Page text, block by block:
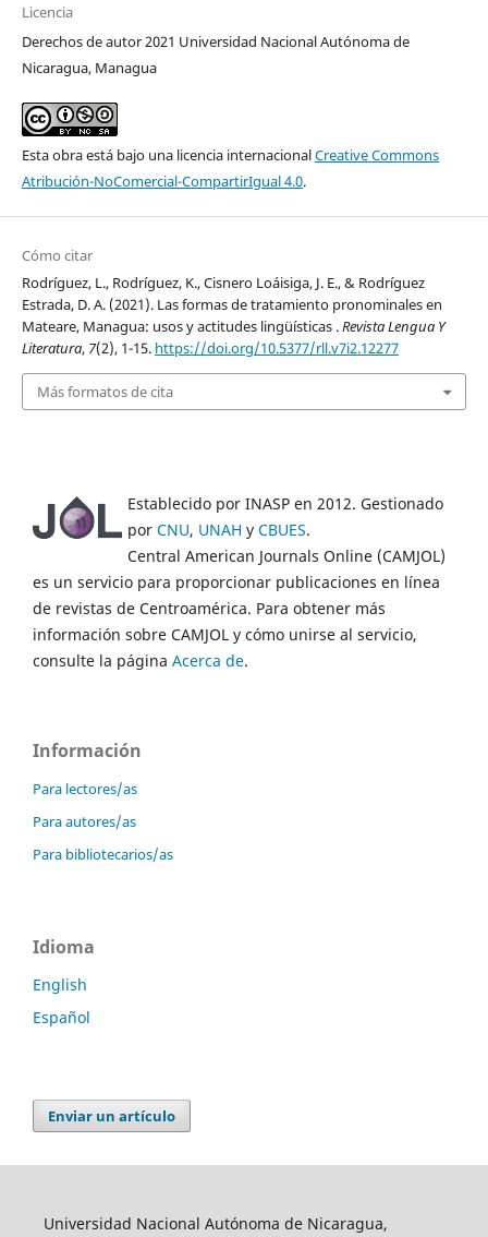
Licencia
Derechos de autor 2021 Universidad Nacional Autónoma de
Nicaragua, Managua
Esta obra está bajo una licencia internacionalCreative Commons
Atribución-NoComercial-CompartirIgual 4.0.
Cómo citar
Rodríguez, L., Rodríguez, K., Cisnero Loáisiga, J. E., & Rodríguez
Estrada, D. A. (2021). Las formas de tratamiento pronominales en
Mateare, Managua: usos y actitudes lingüísticas .Revista Lengua Y
Literatura, 7(2), 1-15. https://doi.org/10.5377/rll.v7i2.12277
Más formatos de cita
Establecido por INASP en 2012. Gestionado
por CNU, UNAH y CBUES.
Central American Journals Online (CAMJOL)
es un servicio para proporcionar publicaciones en línea
de revistas de Centroamérica. Para obtener más
información sobre CAMJOL y cómo unirse al servicio,
consulte la página Acerca de.
Información
Para lectores/as
Para autores/as
Para bibliotecarios/as
Idioma
English
Español
Enviar un artículo
Universidad Nacional Autónoma de Nicaragua,